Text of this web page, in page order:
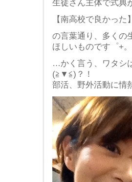
生徒さん主体で式典
【南高校で良かった】
の言葉通り、多くの
ほしいものです゜+
…かく言う、ワタシ
(≧▼≦)？！
部活、野外活動に情